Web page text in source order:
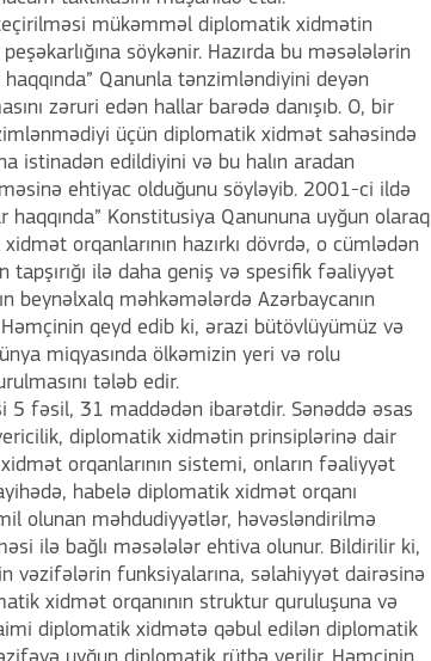
mükəmməl diplomatik xidmətin
söykənir. Hazırda bu məsələlərin
Qanunla tənzimləndiyini deyən
zəruri edən hallar barədə danışıb. O, bir
üçün diplomatik xidmət sahəsində
istinadən edildiyini və bu halın aradan
ehtiyac olduğunu söyləyib. 2001-ci ildə
Konstitusiya Qanununa uyğun olaraq
orqanlarının hazırkı dövrdə, o cümlədən
ilə daha geniş və spesifik fəaliyyət
beynəlxalq məhkəmələrdə Azərbaycanın
Həmçinin qeyd edib ki, ərazi bütövlüyümüz və
miqyasında ölkəmizin yeri və rolu
tələb edir.
5 fəsil, 31 maddədən ibarətdir. Sənəddə əsas
diplomatik xidmətin prinsiplərinə dair
orqanlarının sistemi, onların fəaliyyət
habelə diplomatik xidmət orqanı
olunan məhdudiyyətlər, həvəsləndirilmə
ilə bağlı məsələlər ehtiva olunur. Bildirilir ki,
vəzifələrin funksiyalarına, səlahiyyət dairəsinə
xidmət orqanının struktur quruluşuna və
diplomatik xidmətə qəbul edilən diplomatik